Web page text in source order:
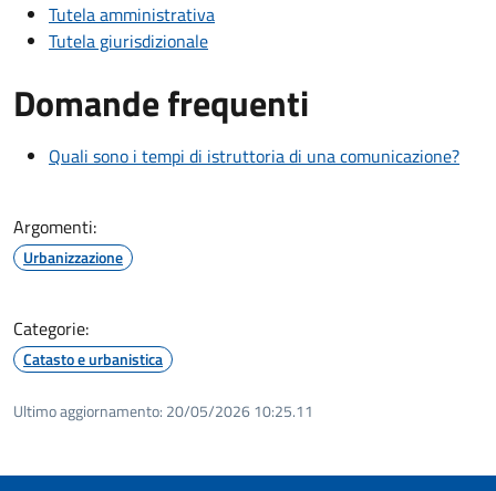
Tutela amministrativa
Tutela giurisdizionale
Domande frequenti
Quali sono i tempi di istruttoria di una comunicazione?
Argomenti:
Urbanizzazione
Categorie:
Catasto e urbanistica
Ultimo aggiornamento: 20/05/2026 10:25.11